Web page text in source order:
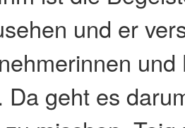
und er
Da geht es